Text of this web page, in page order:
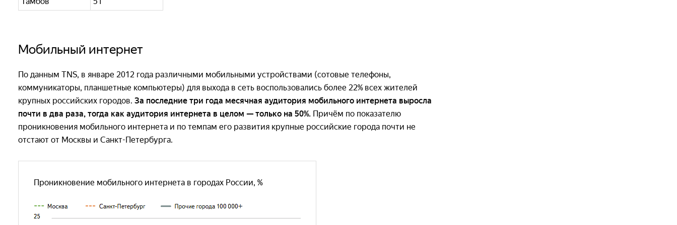
Мобильный интернет
По данным TNS, в январе 2012 года различными мобильными устройствами (сотовые телефоны,
коммуникаторы, планшетные компьютеры) для выхода в сеть воспользовались более 22% всех жителей
крупных российских городов. За последние три года месячная аудитория мобильного интернета выросла
почти в два раза, тогда как аудитория интернета в целом — только на 50%. Причём по показателю
проникновения мобильного интернета и по темпам его развития крупные российские города почти не
отстают от Москвы и Санкт-Петербурга.
Проникновение мобильного интернета в городах России, %